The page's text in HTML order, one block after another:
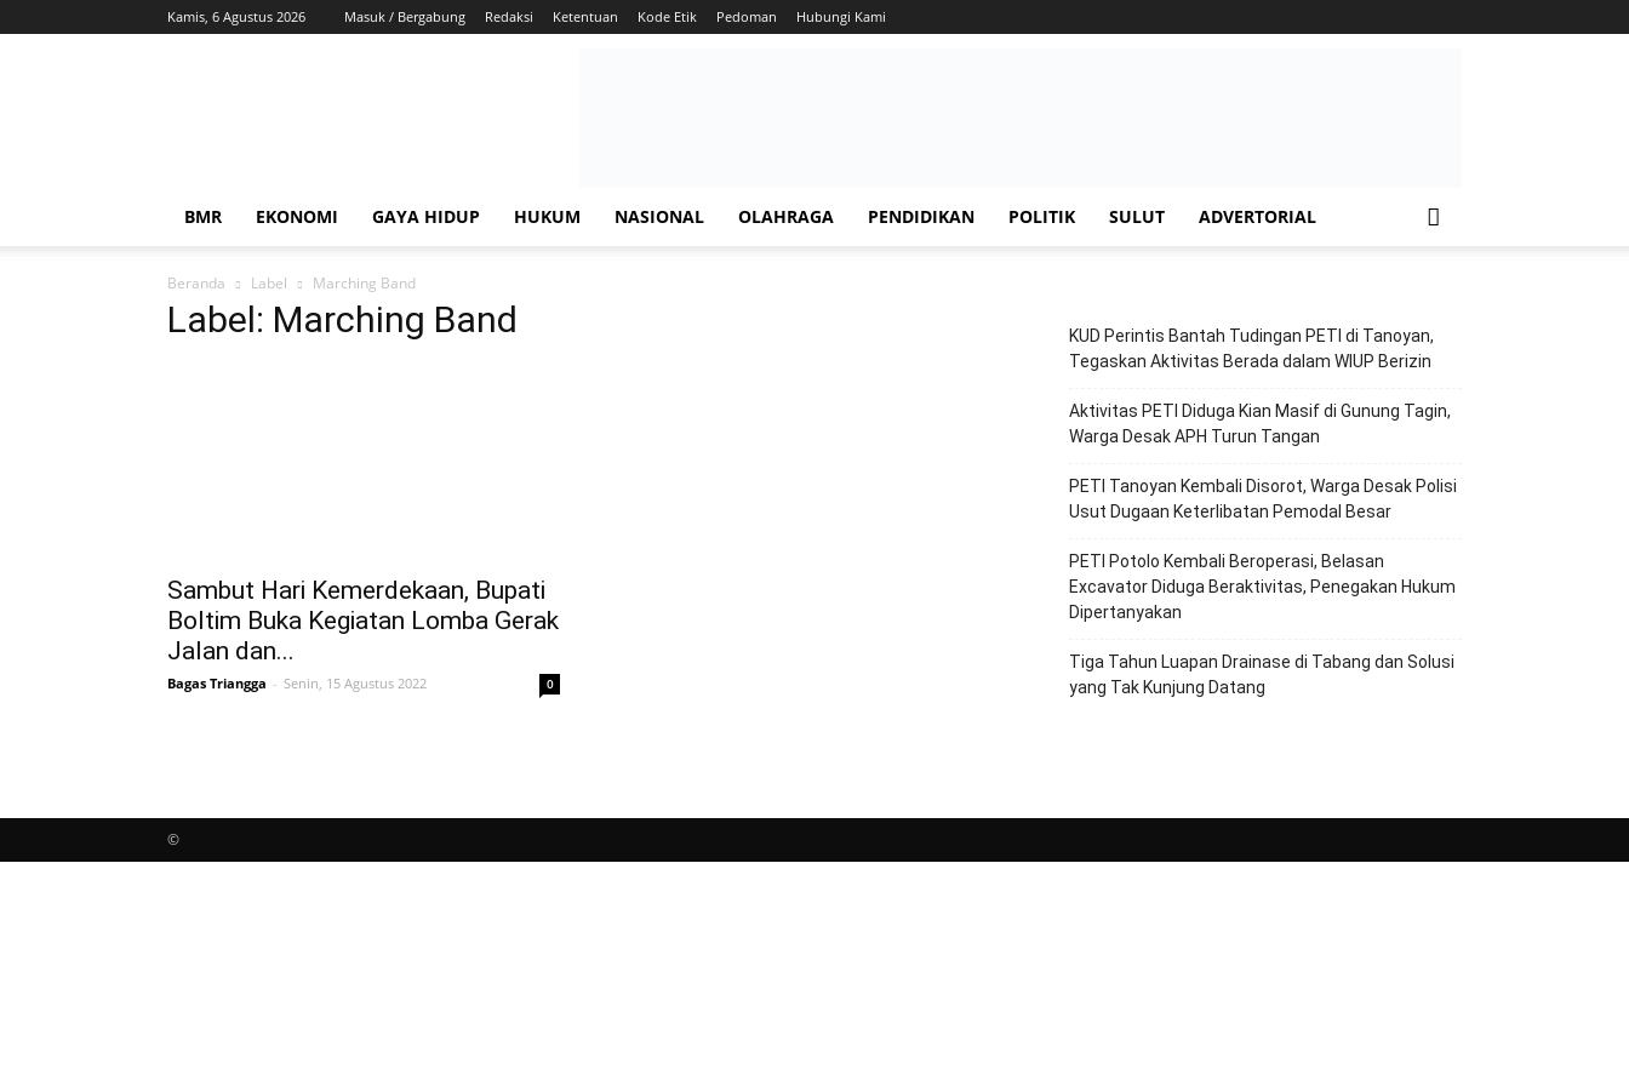
Kamis, 6 Agustus 2026 Masuk / Bergabung Redaksi Ketentuan Kode Etik Pedoman Hubungi Kami
BMR EKONOMI GAYA HIDUP HUKUM NASIONAL OLAHRAGA PENDIDIKAN POLITIK SULUT ADVERTORIAL
Beranda Label Marching Band
Label: Marching Band
Sambut Hari Kemerdekaan, Bupati
Boltim Buka Kegiatan Lomba Gerak
Jalan dan...
Bagas Triangga - Senin, 15 Agustus 2022 0
KUD Perintis Bantah Tudingan PETI di Tanoyan,
Tegaskan Aktivitas Berada dalam WIUP Berizin
Aktivitas PETI Diduga Kian Masif di Gunung Tagin,
Warga Desak APH Turun Tangan
PETI Tanoyan Kembali Disorot, Warga Desak Polisi
Usut Dugaan Keterlibatan Pemodal Besar
PETI Potolo Kembali Beroperasi, Belasan
Excavator Diduga Beraktivitas, Penegakan Hukum
Dipertanyakan
Tiga Tahun Luapan Drainase di Tabang dan Solusi
yang Tak Kunjung Datang
©